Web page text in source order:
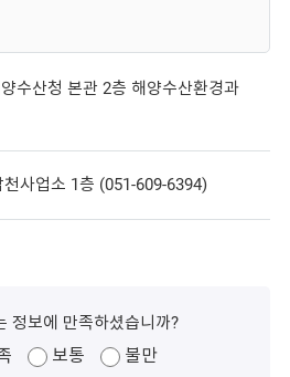
수산청 본관 2층 해양수산환경과
사업소 1층 (051-609-6394)
정보에 만족하셨습니까?
보통
불만